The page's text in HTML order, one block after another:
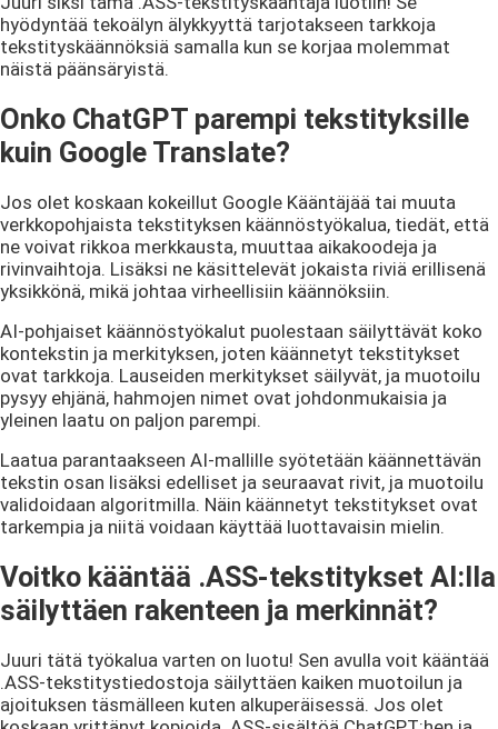
hyödyntää tekoälyn älykkyyttä tarjotakseen tarkkoja
tekstityskäännöksiä samalla kun se korjaa molemmat
näistä päänsäryistä.
Onko ChatGPT parempi tekstityksille
kuin Google Translate?
Jos olet koskaan kokeillut Google Kääntäjää tai muuta
verkkopohjaista tekstityksen käännöstyökalua, tiedät, että
ne voivat rikkoa merkkausta, muuttaa aikakoodeja ja
rivinvaihtoja. Lisäksi ne käsittelevät jokaista riviä erillisenä
yksikkönä, mikä johtaa virheellisiin käännöksiin.
AI-pohjaiset käännöstyökalut puolestaan säilyttävät koko
kontekstin ja merkityksen, joten käännetyt tekstitykset
ovat tarkkoja. Lauseiden merkitykset säilyvät, ja muotoilu
pysyy ehjänä, hahmojen nimet ovat johdonmukaisia ja
yleinen laatu on paljon parempi.
Laatua parantaakseen AI-mallille syötetään käännettävän
tekstin osan lisäksi edelliset ja seuraavat rivit, ja muotoilu
validoidaan algoritmilla. Näin käännetyt tekstitykset ovat
tarkempia ja niitä voidaan käyttää luottavaisin mielin.
Voitko kääntää .ASS-tekstitykset AI:lla
säilyttäen rakenteen ja merkinnät?
Juuri tätä työkalua varten on luotu! Sen avulla voit kääntää
.ASS-tekstitystiedostoja säilyttäen kaiken muotoilun ja
ajoituksen täsmälleen kuten alkuperäisessä. Jos olet